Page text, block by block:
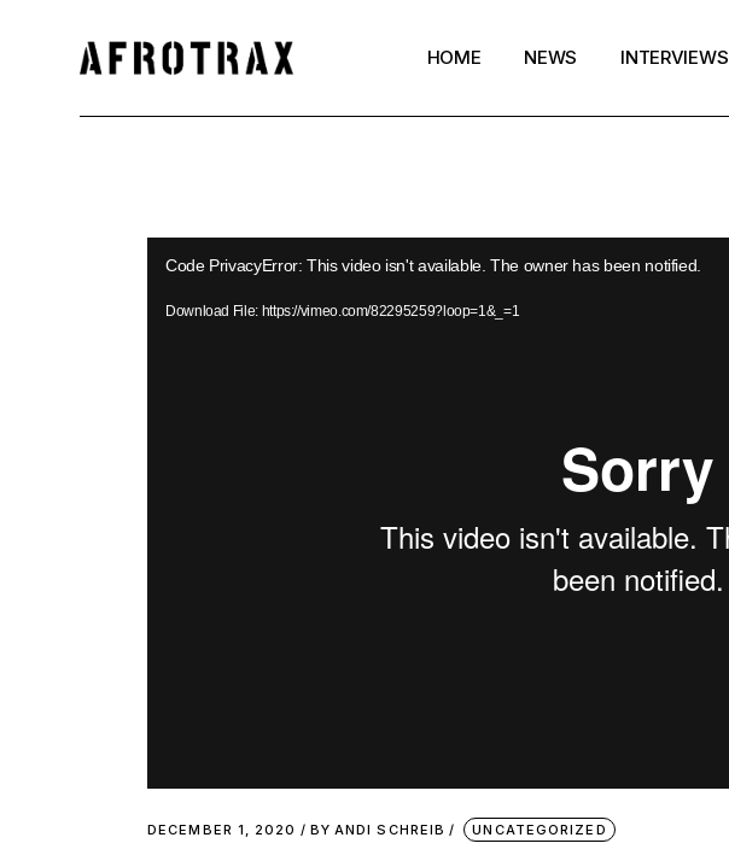
HOME NEWS INTERVIEWS
Code PrivacyError: This video isn't available. The owner has been notified.
Download File: https://vimeo.com/82295259?loop=1&_=1
DECEMBER 1, 2020 BY ANDI SCHREIB UNCATEGORIZED